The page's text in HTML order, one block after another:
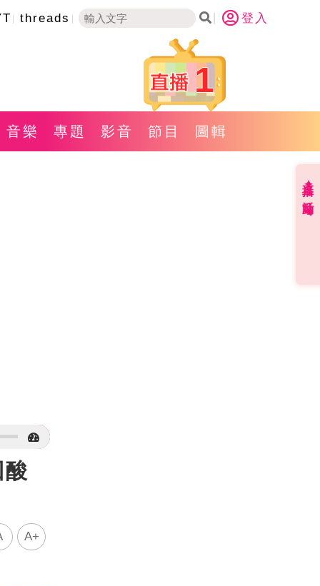
threads 登入
1
音樂 專題 影音 節目 圖輯
A+
直播✦活動